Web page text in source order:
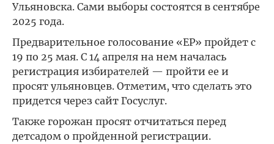
Ульяновска. Сами выборы состоятся в сентябре
2025 года.
Предварительное голосование «ЕР» пройдет с
19 по 25 мая. С 14 апреля на нем началась
регистрация избирателей — пройти ее и
просят ульяновцев. Отметим, что сделать это
придется через сайт Госуслуг.
Также горожан просят отчитаться перед
детсадом о пройденной регистрации.